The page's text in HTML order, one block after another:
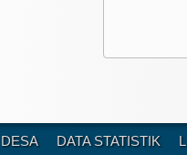
DATA STATISTIK